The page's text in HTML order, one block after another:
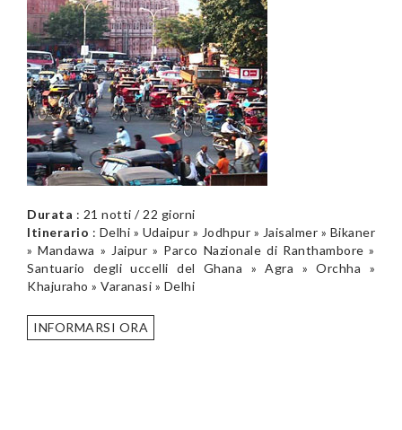
Durata : 21 notti / 22 giorni
Itinerario : Delhi » Udaipur » Jodhpur » Jaisalmer » Bikaner
» Mandawa » Jaipur » Parco Nazionale di Ranthambore »
Santuario degli uccelli del Ghana » Agra » Orchha »
Khajuraho » Varanasi » Delhi
INFORMARSI ORA